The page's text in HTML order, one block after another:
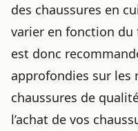
des chaussures en
varier en fonction
est donc
approfondies sur les
chaussures de
l’achat de vos